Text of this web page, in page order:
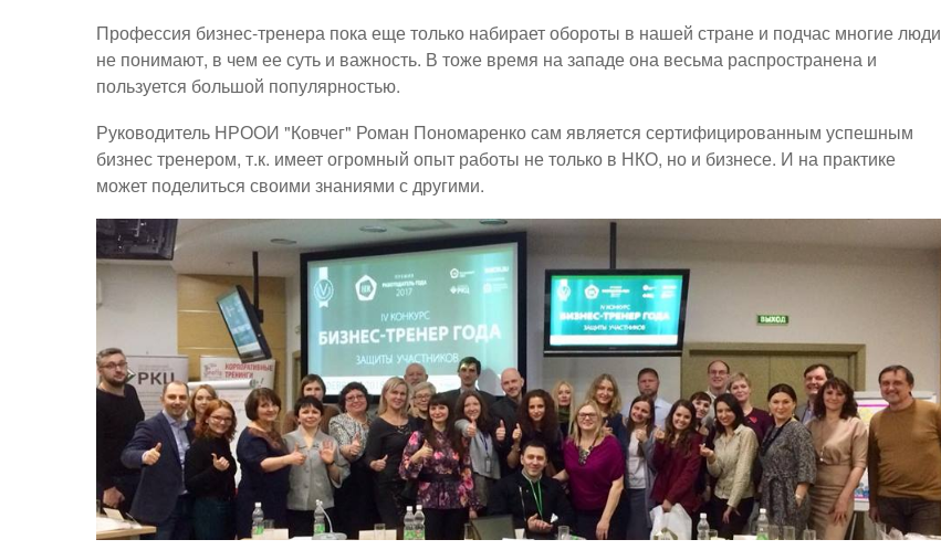
Профессия бизнес-тренера пока еще только набирает обороты в нашей стране и подчас многие люди
не понимают, в чем ее суть и важность. В тоже время на западе она весьма распространена и
пользуется большой популярностью.
Руководитель НРООИ "Ковчег" Роман Пономаренко сам является сертифицированным успешным
бизнес тренером, т.к. имеет огромный опыт работы не только в НКО, но и бизнесе. И на практике
может поделиться своими знаниями с другими.